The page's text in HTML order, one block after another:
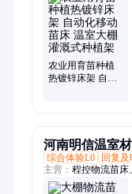
农业用育苗种植
热镀锌床架 自动
河南明信温室
综合体验L0
回复及
主营： 程控物流苗床
料